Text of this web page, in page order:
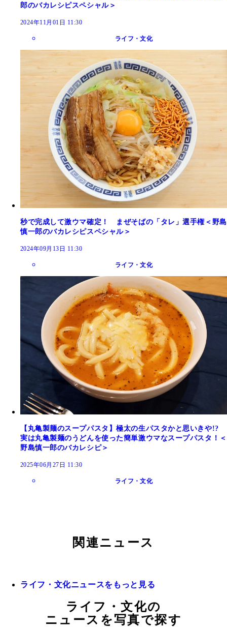
郎のバカレシピスペシャル＞
2024年11月01日 11:30
ライフ・文化
秒で完成して激ウマ確定！ まぜそばの「タレ」選手権＜野島
慎一郎のバカレシピスペシャル＞
2024年09月13日 11:30
ライフ・文化
【丸亀製麺のスープパスタ】極太の生パスタかと思いきや!?
実は丸亀製麺のうどんを使った簡単激ウマなスープパスタ！＜
野島慎一郎のバカレシピ＞
2025年06月27日 11:30
ライフ・文化
関連ニュース
ライフ・文化ニュースをもっと見る
ライフ・文化の
ニュースを写真で探す